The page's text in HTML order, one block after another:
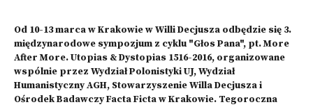
Od 10-13 marca w Krakowie w Willi Decjusza odbędzie się 3.
międzynarodowe sympozjum z cyklu "Głos Pana", pt. More
After More. Utopias & Dystopias 1516-2016, organizowane
wspólnie przez Wydział Polonistyki UJ, Wydział
Humanistyczny AGH, Stowarzyszenie Willa Decjusza i
Ośrodek Badawczy Facta Ficta w Krakowie. Tegoroczna